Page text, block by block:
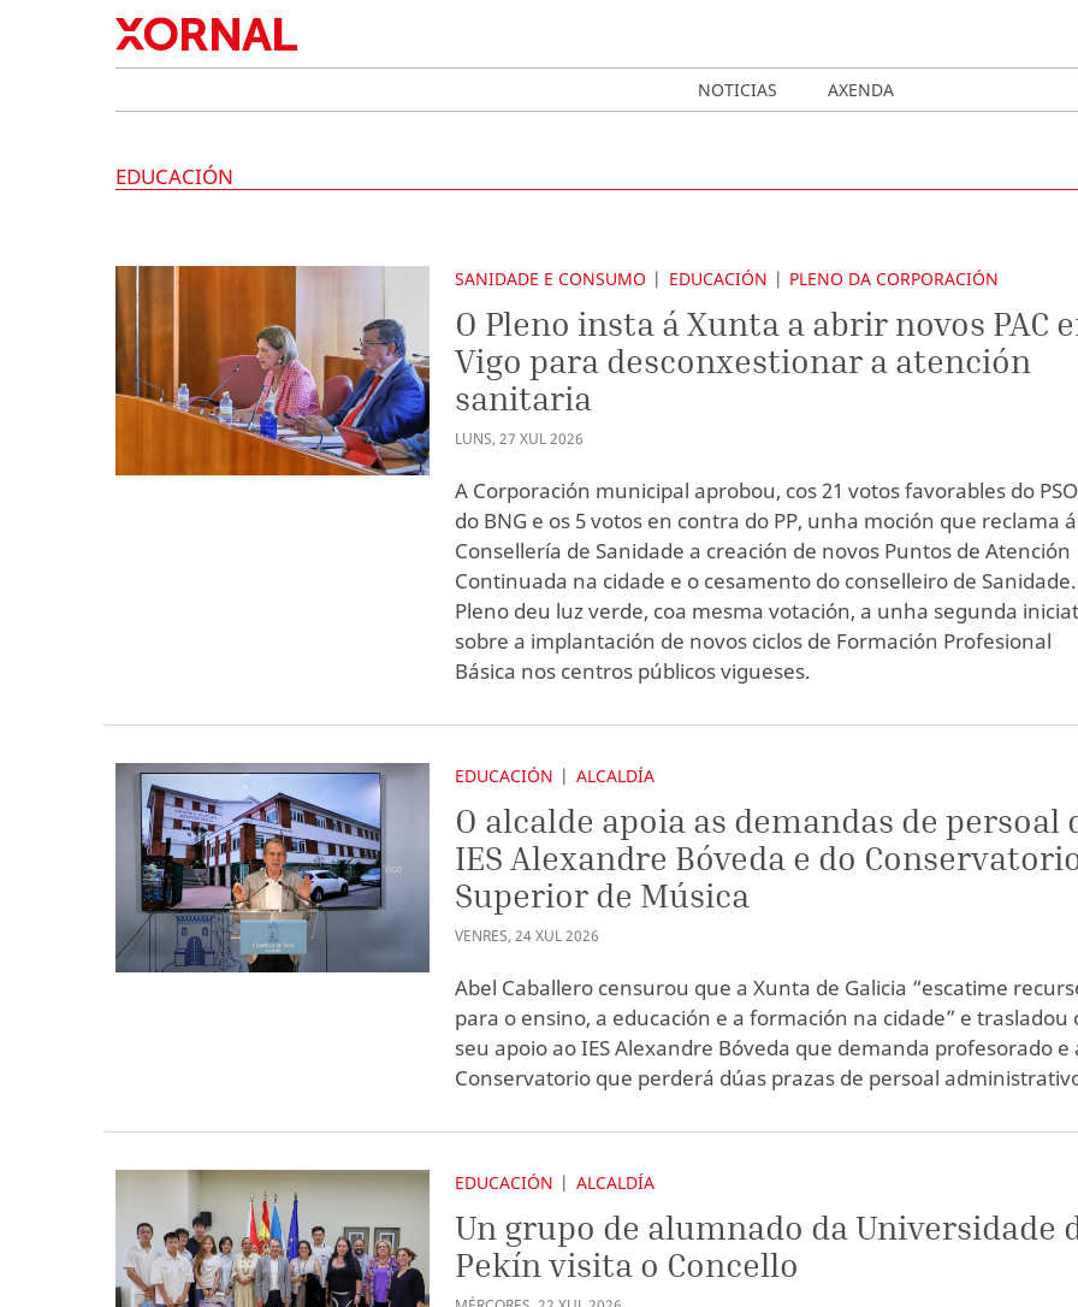
NOTICIAS AXENDA
EDUCACIÓN
SANIDADE E CONSUMO EDUCACIÓN PLENO DA CORPORACIÓN
O Pleno insta á Xunta a abrir novos PAC
Vigo para desconxestionar a atención
sanitaria
LUNS,27 XUL2026
A Corporación municipal aprobou, cos 21 votos favorables do
do BNG e os 5 votos en contra do PP, unha moción que reclama á
Consellería de Sanidade a creación de novos Puntos de Atención
Continuada na cidade e o cesamento do conselleiro de
Pleno deu luz verde, coa mesma votación, a unha segunda
sobre a implantación de novos ciclos de Formación Profesional
Básica nos centros públicos vigueses.
EDUCACIÓN ALCALDÍA
O alcalde apoia as demandas de persoal
IES Alexandre Bóveda e do
Superior de Música
VENRES,24XUL2026
Abel Caballero censurou que a Xunta de Galicia “escatime
para o ensino, a educación e a formación na cidade” e trasladou
seu apoio ao IES Alexandre Bóveda que demanda profesorado e
Conservatorio que perderá dúas prazas de persoal
EDUCACIÓN ALCALDÍA
Un grupo de alumnado da Universidade
Pekín visita o Concello